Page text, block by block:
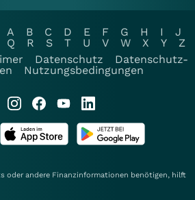
A B C D E F G H I
J
Q R S T U V W X Y
Z
Datenschutz
Datenschutz-
Nutzungsbedingungen
oder andere Finanzinformationen benötigen, hilft